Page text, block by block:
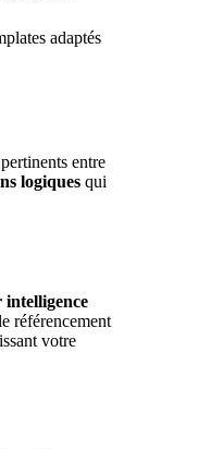
adaptés
entre
logiques qui
intelligence
référencement
votre